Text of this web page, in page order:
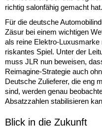
richtig salonfähig gemacht hat.
Für die deutsche
Zäsur bei einem wichtigen
als reine Elektro-
riskantes Spiel. Unter der
muss JLR nun beweisen,
Reimagine-Strategie auch
Deutsche Zulieferer, die eng
sind, werden genau
Absatzzahlen stabilisieren
Blick in die Zukunft